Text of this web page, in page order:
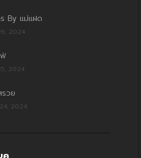
ร By แม่แฝด
2024
ฟ่
2024
รวย
2024